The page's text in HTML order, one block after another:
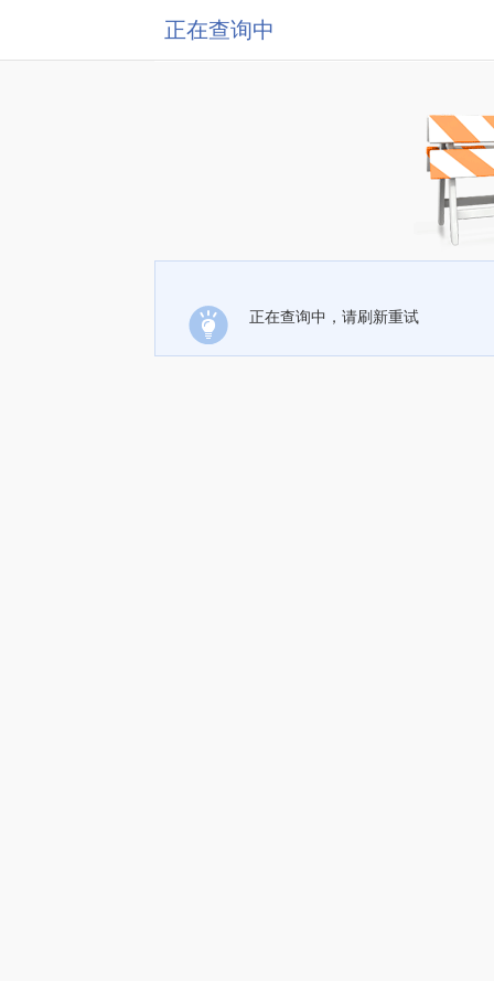
正在查询中
正在查询中，请刷新重试